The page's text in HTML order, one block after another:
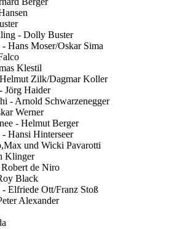
- Dolly Buster
Hans Moser/Oskar Sima
Klestil
Zilk/Dagmar Koller
Jörg Haider
- Arnold Schwarzenegger
Werner
- Helmut Berger
Hansi Hinterseer
und Wicki Pavarotti
Klinger
de Niro
Black
Elfriede Ott/Franz Stoß
Alexander